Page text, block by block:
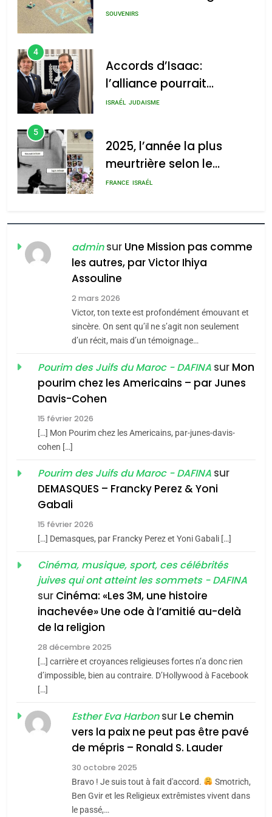
GPO
2025, l’année la plus
meurtrière selon le rapport
l’antisémitisme
admin 0
l’alliance pourrait
s’étendre à 13 pays
5
2025, l’année la plus
meurtrière selon le
rapport d’ADL contre
FRANCE ISRAÉL
6
FIÈRE, DIGNE ET RÉSILIENTE :
POURQUOI JE REVENDIQUE
MA JUDAÏTE par Thérèse
ISRAÉL JUDAISME
CE QUI NOUS MANQUE –
Jacques Hadida
JUDAISME
Maroc : Les amandes de
Tafraout, le miel de Tadla
Azilal consacrés produits
du terroir
DAFINA MAROC
Oeil ravageur – Vanessa
De Loya Stauber
«Tu dis génocide, je dis
guerre»: La nouvelle
Tout sur la Nostalgie
SOUVENIRS
l’alliance pourrait
s’étendre à 13 pays
d’Amérique latine
ISRAÉL JUDAISME
2025, l’année la plus
meurtrière selon le
rapport d’ADL contre
l’antisémitisme
FRANCE ISRAÉL
FIÈRE, DIGNE ET RÉSILIENTE :
POURQUOI JE REVENDIQUE
adminsur Une Mission pas comme
les autres, par Victor Ihiya
Assouline
2 mars 2026
Victor, ton texte est profondément émouvant et
sincère. On sent qu’il ne s’agit non seulement
d’un récit, mais d’un témoignage…
Pourim des Juifs du Maroc - DAFINA sur Mon
pourim chez les Americains – par Junes
Davis-Cohen
15 février 2026
[…] Mon Pourim chez les Americains, par-junes-davis-
cohen […]
Pourim des Juifs du Maroc - DAFINA sur
DEMASQUES – Francky Perez & Yoni
Gabali
15 février 2026
[…] Demasques, par Francky Perez et Yoni Gabali […]
Cinéma, musique, sport, ces célébrités
juives qui ont atteint les sommets - DAFINA
sur Cinéma: «Les 3M, une histoire
inachevée» Une ode à l’amitié au-delà
de la religion
28 décembre 2025
[…] carrière et croyances religieuses fortes n’a donc rien
d’impossible, bien au contraire. D’Hollywood à Facebook
[…]
Esther Eva Harbonsur Le chemin
vers la paix ne peut pas être pavé
de mépris – Ronald S. Lauder
30 octobre 2025
Bravo ! Je suis tout à fait d'accord.
Smotrich,
Ben Gvir et les Religieux extrêmistes vivent dans
le passé,…
2025, l’année la plus
d’ADL contre
l’antisémitisme
FRANCE ISRAÉL
POURQUOI JE REVENDIQUE
Zrihen-Dvir
CE QUI NOUS MANQUE –
Jacques Hadida
JUDAISME
Maroc : Les amandes de
Azilal consacrés produits
du terroir
DAFINA MAROC
Oeil ravageur – Vanessa De
Loya Stauber
CINEMA ISRAÉL